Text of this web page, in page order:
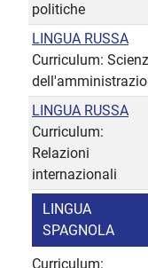
politiche
LINGUA RUSSA
Curriculum:
LINGUA RUSSA
Curriculum:
Relazioni
internazionali
LINGUA
SPAGNOLA
Curriculum: